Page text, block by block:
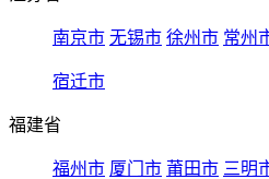
南京市 无锡市 徐州市 常州
宿迁市
福建省
福州市 厦门市 莆田市 三明